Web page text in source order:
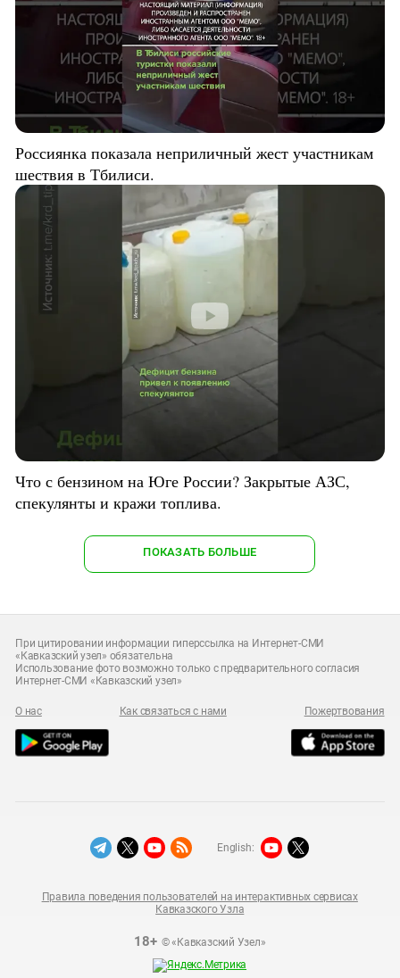
Россиянка показала неприличный жест участникам
шествия в Тбилиси.
Что с бензином на Юге России? Закрытые АЗС,
спекулянты и кражи топлива.
ПОКАЗАТЬ БОЛЬШЕ
При цитировании информации гиперссылка на Интернет-СМИ
«Кавказский узел» обязательна
Использование фото возможно только с предварительного согласия
Интернет-СМИ «Кавказский узел»
О нас Как связаться с нами Пожертвования
18+© «Кавказский Узел»
Правила поведения пользователей на интерактивных сервисах
Кавказского Узла
English: